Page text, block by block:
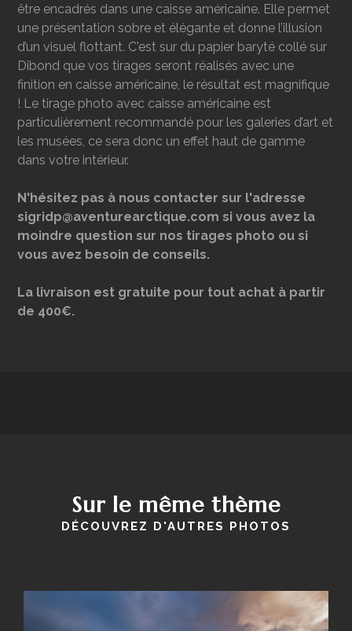
être encadrés dans une caisse américaine. Elle permet
une présentation sobre et élégante et donne l’illusion
d’un visuel flottant. C'est sur du papier baryté collé sur
Dibond que vos tirages seront réalisés avec une
finition en caisse américaine, le résultat est magnifique
! Le tirage photo avec caisse américaine est
particulièrement recommandé pour les galeries d’art et
les musées, ce sera donc un effet haut de gamme
dans votre intérieur.
N'hésitez pas à nous contacter sur l'adresse
sigridp@aventurearctique.com si vous avez la
moindre question sur nos tirages photo ou si
vous avez besoin de conseils.
La livraison est gratuite pour tout achat à partir
de 400€.
Sur le même thème
DÉCOUVREZ D'AUTRES PHOTOS